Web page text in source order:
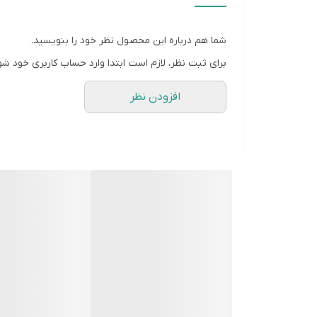
شما هم درباره این محصول نظر خود را بنویسید.
برای ثبت نظر، لازم است ابتدا وارد حساب کاربری خود
افزودن نظر